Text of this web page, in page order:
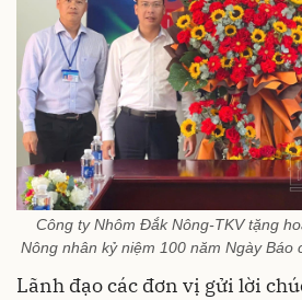
Công ty Nhôm Đắk Nông-TKV tặng
Nông nhân kỷ niệm 100 năm Ngày Báo
Lãnh đạo các đơn vị gửi lời